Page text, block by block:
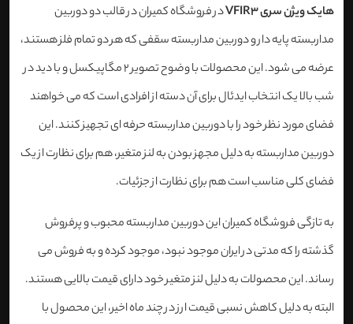
هایک ویژن سری VFIR3
در فروشگاه کمیران در قالب دو دوربین
مداربسته پایه دار و دوربین مداربسته سقفی که هر دو تمام فلز هستند،
عرضه می شود. این محصولات با وضوح تصویر 2 مگاپیکسل و با دید در
شب بالا یک انتخاب ایدئال برای آن دسته از افرادی است که می خواهند
فضای مورد نظر خود را با دوربین مداربسته حرفه ای تجهیز کنند. این
دوربین مداربسته به دلیل مجهز بودن به لنز متغیر، هم برای نظارت از یک
فضای کلی مناسب است هم برای نظارت از جزئیات.
به تازگی فروشگاه کمیران این دوربین مداربسته محبوب و پرفروش
گذشته را که مدتی در ایران موجود نبود، موجود کرده و به فروش می
رساند. این محصولات به دلیل لنز متغیر خود دارای قیمت بالایی هستند.
البته به دلیل کاهش نسبی قیمت ارز در چند ماه اخیر، این محصول با